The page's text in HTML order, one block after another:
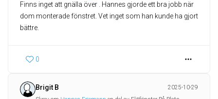
Finns inget att gnälla över . Hannes gjorde ett bra jobb när
dom monterade fönstret. Vet inget som han kunde ha gjort
bättre.
0
Brigit B
2025-10-29